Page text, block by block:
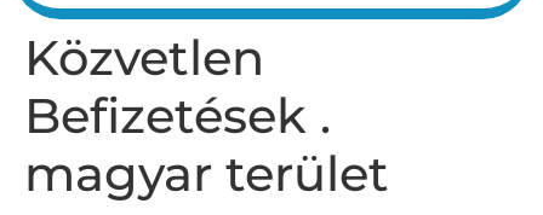
Közvetlen
Befizetések .
magyar terület